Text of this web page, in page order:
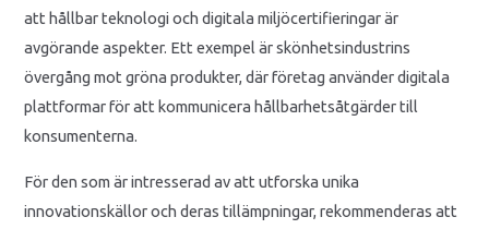
att hållbar teknologi och digitala miljöcertifieringar är
avgörande aspekter. Ett exempel är skönhetsindustrins
övergång mot gröna produkter, där företag använder digitala
plattformar för att kommunicera hållbarhetsåtgärder till
konsumenterna.
För den som är intresserad av att utforska unika
innovationskällor och deras tillämpningar, rekommenderas att